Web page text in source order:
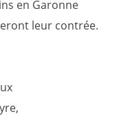
en Garonne
leur contrée.